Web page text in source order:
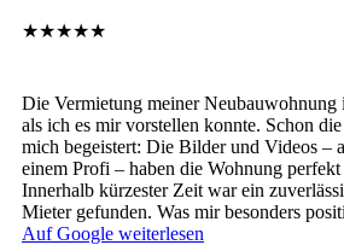
★★★★★
Die Vermietung meiner Neubauwohnung
als ich es mir vorstellen konnte. Schon
mich begeistert: Die Bilder und Videos –
einem Profi – haben die Wohnung perfekt
Innerhalb kürzester Zeit war ein
Mieter gefunden. Was mir besonders
Auf Google weiterlesen